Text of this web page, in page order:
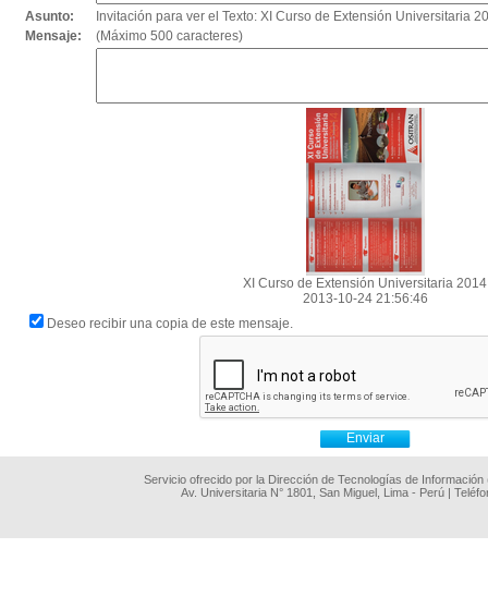
Asunto:
Invitación para ver el Texto: XI Curso de Extensión Universitaria
Mensaje:
(Máximo 500 caracteres)
XI Curso de Extensión Universitaria 2014
2013-10-24 21:56:46
Deseo recibir una copia de este mensaje.
Servicio ofrecido por la Dirección de Tecnologías de
Av. Universitaria N° 1801, San Miguel, Lima - Perú |